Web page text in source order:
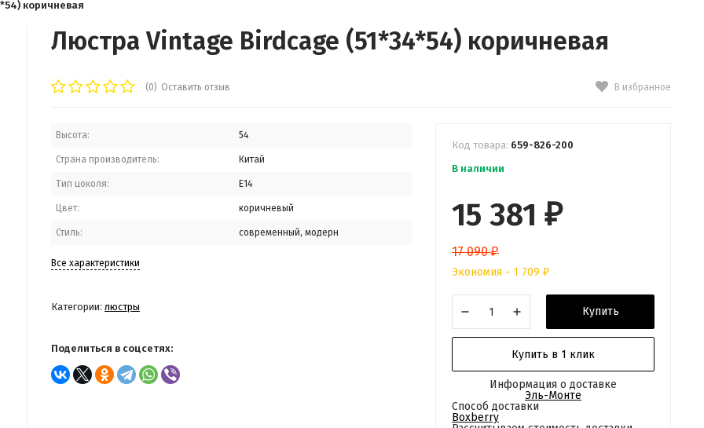
коричневая
Люстра Vintage Birdcage (51*34*54) коричневая
(0) Оставить отзыв В избранное
Высота: 54
Страна производитель: Китай
Тип цоколя: E14
Цвет: коричневый
Стиль: современный, модерн
Все характеристики
Категории: люстры
Поделиться в соцсетях:
Код товара: 659-826-200
В наличии
15 381 ₽
17 090₽
Экономия - 1 709 ₽
Купить
Купить в 1 клик
Информация о доставке
Эль-Монте
Способ доставки
Boxberry